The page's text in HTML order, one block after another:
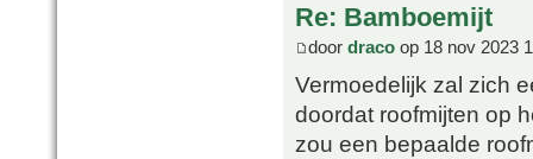
Re: Bamboemijt
door draco op 18 nov 2023
Vermoedelijk zal zich
doordat roofmijten op
zou een bepaalde